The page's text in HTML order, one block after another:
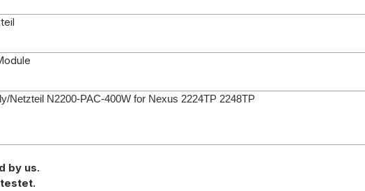
Netzteil N2200-PAC-400W for Nexus 2224TP 2248TP
by us.